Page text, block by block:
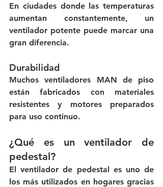
En ciudades donde las temperaturas
aumentan constantemente, un
ventilador potente puede marcar una
gran diferencia.
Durabilidad
Muchos ventiladores MAN de piso
están fabricados con materiales
resistentes y motores preparados
para uso continuo.
¿Qué es un ventilador de
pedestal?
El ventilador de pedestal es uno de
los más utilizados en hogares gracias